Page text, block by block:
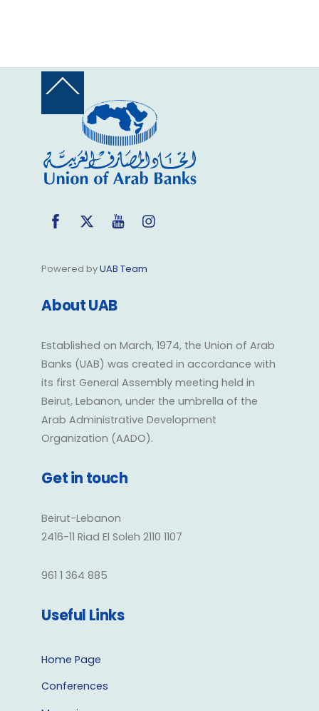
Back
Top
FacebookTwitter YouTube
Powered byUAB Team
About UAB
Established on March, 1974, the Union of Arab
Banks (UAB) was created in accordance with
its first General Assembly meeting held in
Beirut, Lebanon, under the umbrella of the
Arab Administrative Development
Organization (AADO).
Get in touch
Beirut-Lebanon
2416-11 Riad El Soleh 2110 1107
961 1 364 885
Useful Links
Home Page
Conferences